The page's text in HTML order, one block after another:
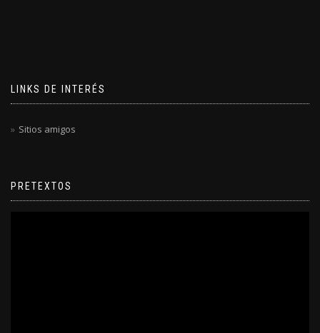
LINKS DE INTERÉS
Sitios amigos
PRETEXTOS